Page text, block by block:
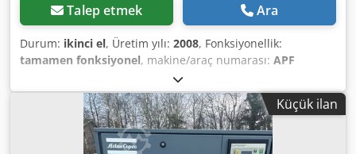
Talep etmek Ara
Durum: ikinci el, Üretim yılı: 2008, Fonksiyonellik:
tamamen fonksiyonel, makine/araç numarası: APF
2.550 kg
mm, toplam genişlik:1.450 mm, toplam yükseklik:2.200
, alan gereksinimi uzunluk:3.000 mm, gereken
1.600 mm, motor üreticisi:ABB, yakıt türü:
, ATLAS COPCO ZT 55 VSD Screw Compressor with
Küçük ilan